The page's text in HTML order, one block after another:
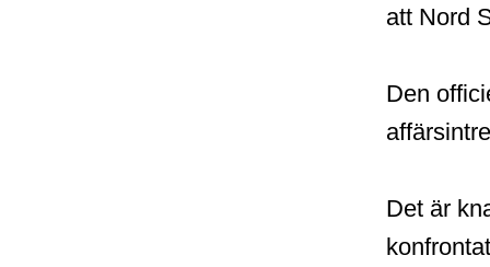
att Nord
Den
Det är